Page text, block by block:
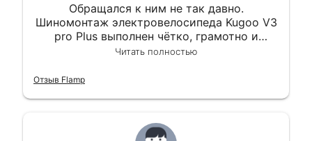
Обращался к ним не так давно.
Шиномонтаж электровелосипеда Kugoo V3
pro Plus выполнен чётко, грамотно и
квалифицированно. Всё сделано
Читать полностью
Отзыв Flamp